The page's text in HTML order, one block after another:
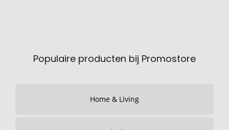
Populaire producten bij Promostore
Home & Living